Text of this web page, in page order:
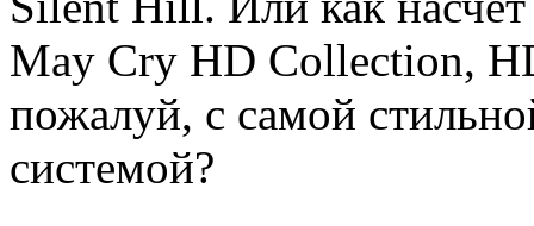
May Cry HD Collection,
пожалуй, с самой
системой?